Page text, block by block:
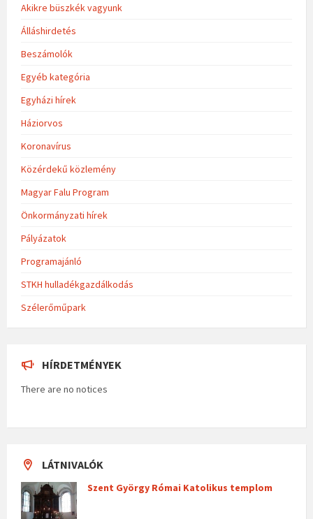
Akikre büszkék vagyunk
Álláshirdetés
Beszámolók
Egyéb kategória
Egyházi hírek
Háziorvos
Koronavírus
Közérdekű közlemény
Magyar Falu Program
Önkormányzati hírek
Pályázatok
Programajánló
STKH hulladékgazdálkodás
Szélerőműpark
HÍRDETMÉNYEK
There are no notices
LÁTNIVALÓK
Szent György Római Katolikus templom